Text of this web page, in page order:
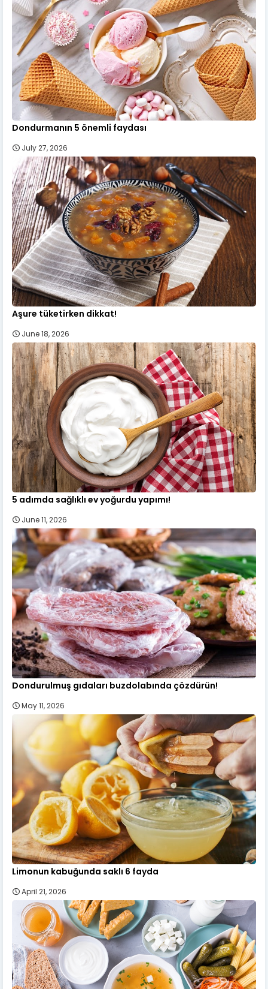
Dondurmanın 5 önemli faydası
July 27, 2026
Aşure tüketirken dikkat!
June 18, 2026
5 adımda sağlıklı ev yoğurdu yapımı!
June 11, 2026
Dondurulmuş gıdaları buzdolabında çözdürün!
May 11, 2026
Limonun kabuğunda saklı 6 fayda
April 21, 2026